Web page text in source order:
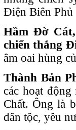
Điện Biên Phủ
Hầm Đờ
chiến thắng
âm oai hùng
Thành Bản
các hoạt
Chất. Ông là
dân tộc, yêu